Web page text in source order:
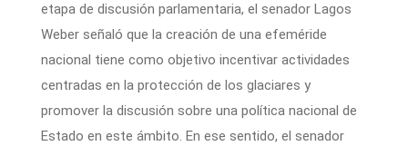
etapa de discusión parlamentaria, el senador Lagos
Weber señaló que la creación de una efeméride
nacional tiene como objetivo incentivar actividades
centradas en la protección de los glaciares y
promover la discusión sobre una política nacional de
Estado en este ámbito. En ese sentido, el senador